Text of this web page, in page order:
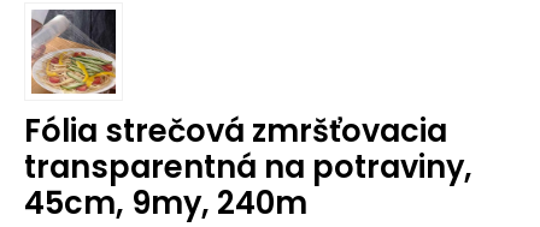
Fólia strečová zmršťovacia
transparentná na potraviny,
45cm, 9my, 240m